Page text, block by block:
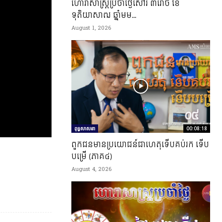
ហោរាសាស្រ្តប្រចាំថ្ងៃសៅរ៍ ៣រោច ខែ
ទុតិយាសាឍ ឆ្នាំមម...
August 1, 2026
ពុទ្ធសាសនា 00:08:18
ពួកជនមានប្រយោជន៍ជាហេតុទើបគប់រក ទើប
បម្រើ (ភាគ៤)
August 4, 2026